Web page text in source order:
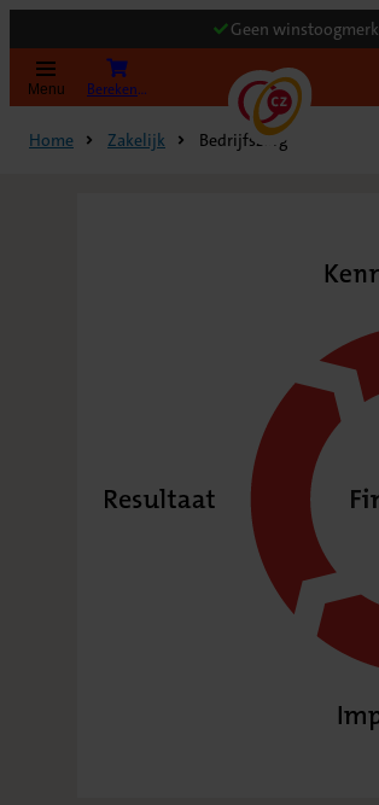
Geen winstoogmerk
Menu Bereken uw premie
Home Zakelijk Bedrijfszorg